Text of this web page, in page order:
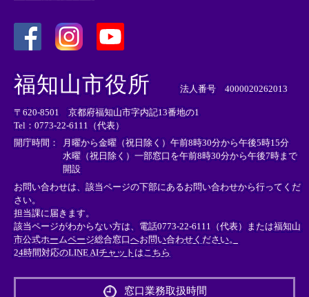
外
部
リ
ン
ク
＞
外
リ
ン
ク
＞
外
部
ン
ク
＞
福知山市役所 法人番号 4000020262013
〒620-8501 京都府福知山市字内記13番地の1
Tel：0773-22-6111（代表）
開庁時間：
月曜から金曜（祝日除く）午前8時30分から午後5時15分
水曜（祝日除く）一部窓口を午前8時30分から午後7時まで
開設
お問い合わせは、該当ページの下部にあるお問い合わせから行ってくだ
さい。
担当課に届きます。
該当ページがわからない方は、電話0773-22-6111（代表）または福知山
市公式ホームページ総合窓口へお問い合わせください。
24時間対応のLINE AIチャットはこちら
外
窓口業務取扱時間